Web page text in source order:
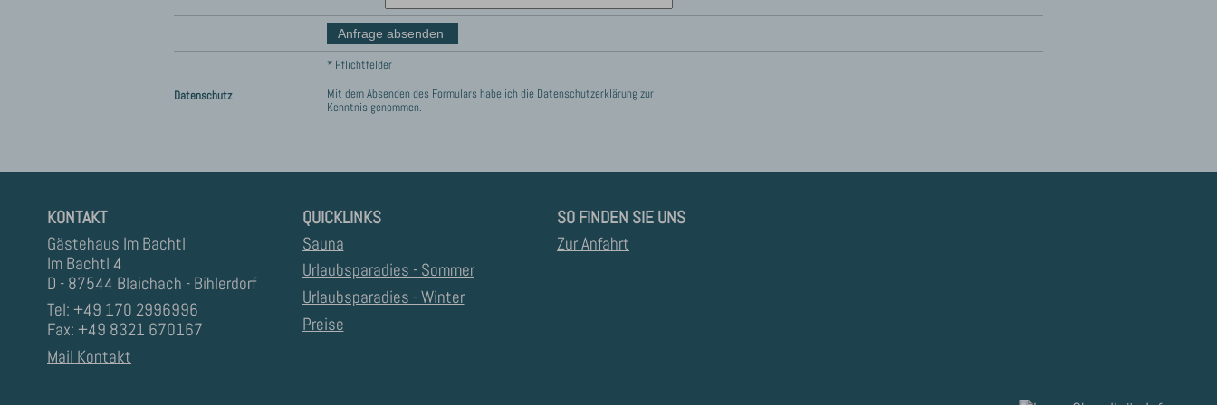
* Pflichtfelder
Datenschutz
Mit dem Absenden des Formulars habe ich die Datenschutzerklärungzur
Kenntnis genommen.
KONTAKT
Gästehaus Im Bachtl
Im Bachtl 4
D - 87544 Blaichach - Bihlerdorf
Tel: +49 170 2996996
Fax: +49 8321 670167
Mail Kontakt
QUICKLINKS
Sauna
Urlaubsparadies - Sommer
Urlaubsparadies - Winter
Preise
SO FINDEN SIE UNS
Zur Anfahrt